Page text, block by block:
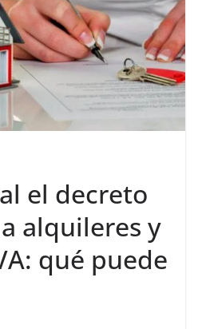
el decreto
alquileres y
qué puede